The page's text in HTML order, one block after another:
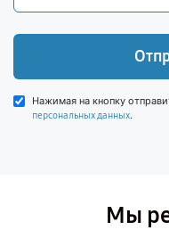
Нажимая на кнопку
персональных данных.
Мы